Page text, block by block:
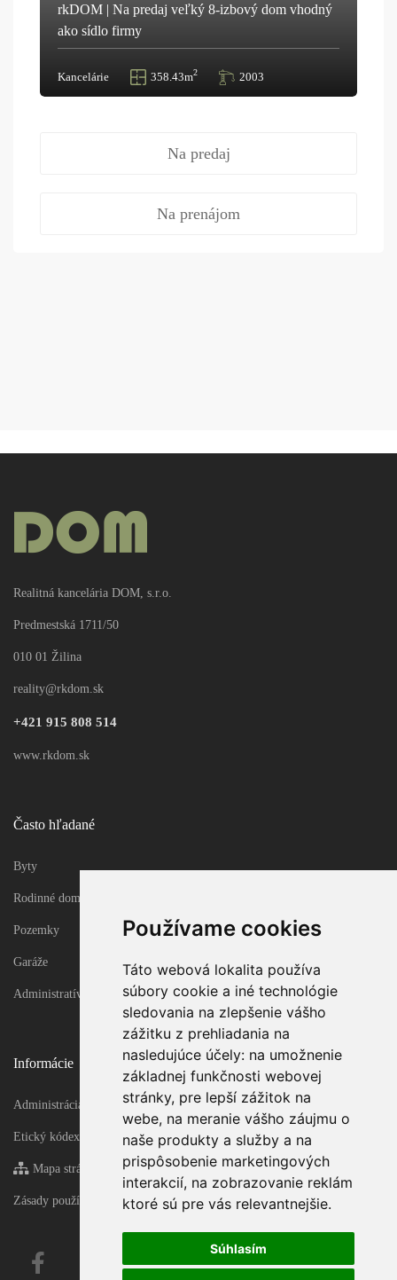
Používame cookies
Táto webová lokalita používa
súbory cookie a iné technológie
sledovania na zlepšenie vášho
zážitku z prehliadania na
nasledujúce účely: na umožnenie
základnej funkčnosti webovej
stránky, pre lepší zážitok na
webe, na meranie vášho záujmu o
naše produkty a služby a na
prispôsobenie marketingových
interakcií, na zobrazovanie reklám
ktoré sú pre vás relevantnejšie.
Súhlasím
rkDOM | Na predaj veľký 8-izbový dom vhodný
ako sídlo firmy
Kancelárie 358.43m2 2003
Na predaj
Na prenájom
Realitná kancelária DOM, s.r.o.
Predmestská 1711/50
010 01 Žilina
reality@rkdom.sk
+421 915 808 514
www.rkdom.sk
Často hľadané
Byty
Rodinné domy
Pozemky
Garáže
Administratívne objekty
Informácie
Administrácia
Etický kódex
Mapa stránky
Zásady používania súborov cookie